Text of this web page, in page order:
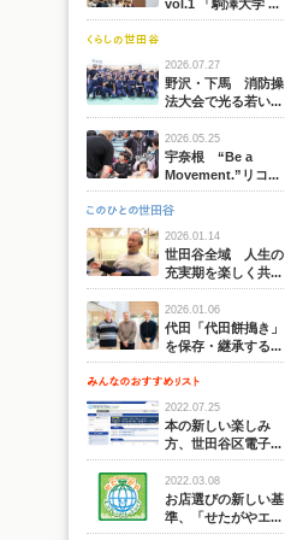
vol.1 「駒澤大学 ...
2026.07.27
野沢・下馬 消防操
法大会で光る若い...
2026.05.25
宇奈根 “Be a
Movement.”リコ...
2026.01.14
世田谷全域 人生の
充実期を楽しく共...
2026.01.06
代田「代田餅搗き」
を保存・継承する...
2022.07.25
本の新しい楽しみ
方、世田谷区電子...
2022.03.08
お店選びの新しい基
準、「せたがやエ...